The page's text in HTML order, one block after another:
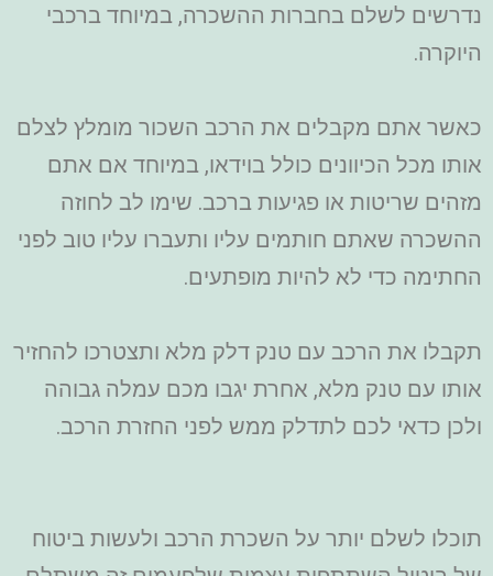
נדרשים לשלם בחברות ההשכרה, במיוחד ברכבי
היוקרה.
כאשר אתם מקבלים את הרכב השכור מומלץ לצלם
אותו מכל הכיוונים כולל בוידאו, במיוחד אם אתם
מזהים שריטות או פגיעות ברכב. שימו לב לחוזה
ההשכרה שאתם חותמים עליו ותעברו עליו טוב לפני
החתימה כדי לא להיות מופתעים.
תקבלו את הרכב עם טנק דלק מלא ותצטרכו להחזיר
אותו עם טנק מלא, אחרת יגבו מכם עמלה גבוהה
ולכן כדאי לכם לתדלק ממש לפני החזרת הרכב.
תוכלו לשלם יותר על השכרת הרכב ולעשות ביטוח